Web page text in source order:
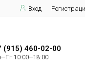
Вход
(915) 460-02-00
10:00—18:00